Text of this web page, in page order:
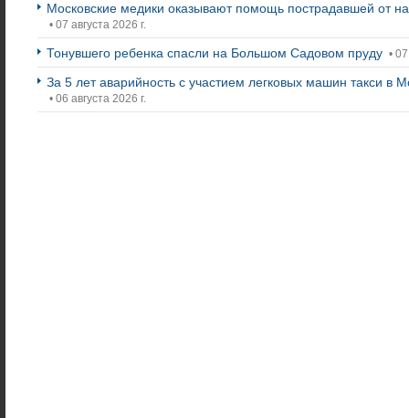
Московские медики оказывают помощь пострадавшей от
• 07 августа 2026 г.
Тонувшего ребенка спасли на Большом Садовом пруду •
За 5 лет аварийность с участием легковых машин такси в
• 06 августа 2026 г.